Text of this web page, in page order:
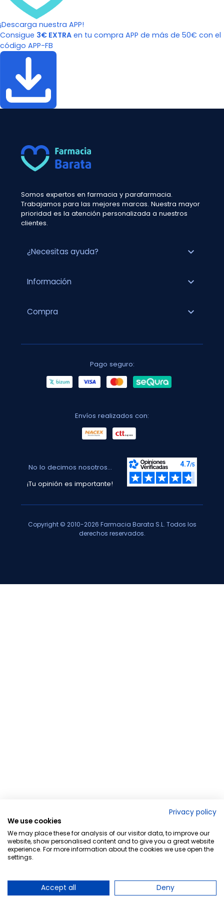
¡Descarga nuestra APP!
Consigue 3€ EXTRA en tu compra APP de más de 50€ con el
código APP-FB
Somos expertos en farmacia y parafarmacia.
Trabajamos para las mejores marcas. Nuestra mayor
prioridad es la atención personalizada a nuestros
clientes.
¿Necesitas ayuda? expand_more
Información expand_more
Compra expand_more
Pago seguro:
Envíos realizados con:
No lo decimos nosotros...
¡Tu opinión es importante!
Copyright © 2010-2026 Farmacia Barata S.L. Todos los
derechos reservados.
Privacy policy
We use cookies
We may place these for analysis of our visitor data, to improve our
website, show personalised content and to give you a great website
experience. For more information about the cookies we use open the
settings.
Accept all Deny